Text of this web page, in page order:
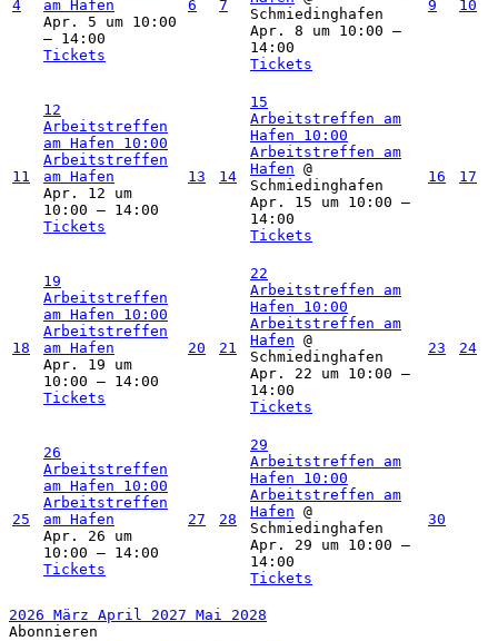
4
am Hafen
Apr. 5 um 10:00
– 14:00
Tickets
6 7
Schmiedinghafen
Apr. 8 um 10:00 –
14:00
Tickets
9 10
11
12
Arbeitstreffen
am Hafen 10:00
Arbeitstreffen
am Hafen
Apr. 12 um
10:00 – 14:00
Tickets
13 14
15
Arbeitstreffen am
Hafen 10:00
Arbeitstreffen am
Hafen @
Schmiedinghafen
Apr. 15 um 10:00 –
14:00
Tickets
16 17
18
19
Arbeitstreffen
am Hafen 10:00
Arbeitstreffen
am Hafen
Apr. 19 um
10:00 – 14:00
Tickets
20 21
22
Arbeitstreffen am
Hafen 10:00
Arbeitstreffen am
Hafen @
Schmiedinghafen
Apr. 22 um 10:00 –
14:00
Tickets
23 24
25
26
Arbeitstreffen
am Hafen 10:00
Arbeitstreffen
am Hafen
Apr. 26 um
10:00 – 14:00
Tickets
27 28
29
Arbeitstreffen am
Hafen 10:00
Arbeitstreffen am
Hafen @
Schmiedinghafen
Apr. 29 um 10:00 –
14:00
Tickets
30
2026 März April 2027 Mai 2028
Abonnieren